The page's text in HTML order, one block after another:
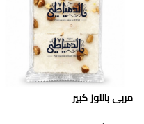
مربى باللوز كبير